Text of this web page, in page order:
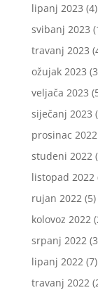
lipanj 2023 (4)
svibanj 2023
travanj 2023
ožujak 2023
veljača 2023
siječanj 2023
prosinac 2022
studeni 2022
listopad 2022
rujan 2022 (5)
kolovoz 2022
srpanj 2022
lipanj 2022 (7)
travanj 2022